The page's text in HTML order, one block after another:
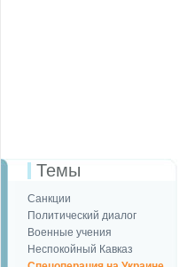
Темы
Санкции
Политический диалог
Военные учения
Неспокойный Кавказ